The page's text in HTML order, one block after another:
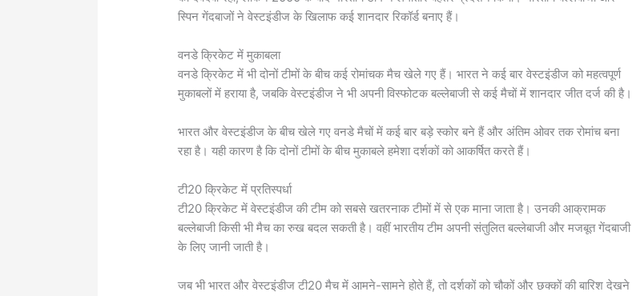
स्पिन गेंदबाजों ने वेस्टइंडीज के खिलाफ कई शानदार रिकॉर्ड बनाए हैं।
वनडे क्रिकेट में मुकाबला
वनडे क्रिकेट में भी दोनों टीमों के बीच कई रोमांचक मैच खेले गए हैं। भारत ने कई बार वेस्टइंडीज को महत्वपूर्ण
मुकाबलों में हराया है, जबकि वेस्टइंडीज ने भी अपनी विस्फोटक बल्लेबाजी से कई मैचों में शानदार जीत दर्ज की है।
भारत और वेस्टइंडीज के बीच खेले गए वनडे मैचों में कई बार बड़े स्कोर बने हैं और अंतिम ओवर तक रोमांच बना
रहा है। यही कारण है कि दोनों टीमों के बीच मुकाबले हमेशा दर्शकों को आकर्षित करते हैं।
टी20 क्रिकेट में प्रतिस्पर्धा
टी20 क्रिकेट में वेस्टइंडीज की टीम को सबसे खतरनाक टीमों में से एक माना जाता है। उनकी आक्रामक
बल्लेबाजी किसी भी मैच का रुख बदल सकती है। वहीं भारतीय टीम अपनी संतुलित बल्लेबाजी और मजबूत गेंदबाजी
के लिए जानी जाती है।
जब भी भारत और वेस्टइंडीज टी20 मैच में आमने-सामने होते हैं, तो दर्शकों को चौकों और छक्कों की बारिश देखने